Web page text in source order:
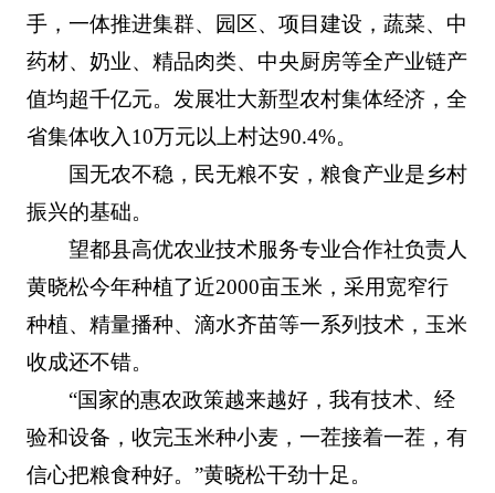
手，一体推进集群、园区、项目建设，蔬菜、中
药材、奶业、精品肉类、中央厨房等全产业链产
值均超千亿元。发展壮大新型农村集体经济，全
省集体收入10万元以上村达90.4%。
国无农不稳，民无粮不安，粮食产业是乡村
振兴的基础。
望都县高优农业技术服务专业合作社负责人
黄晓松今年种植了近2000亩玉米，采用宽窄行
种植、精量播种、滴水齐苗等一系列技术，玉米
收成还不错。
“国家的惠农政策越来越好，我有技术、经
验和设备，收完玉米种小麦，一茬接着一茬，有
信心把粮食种好。”黄晓松干劲十足。